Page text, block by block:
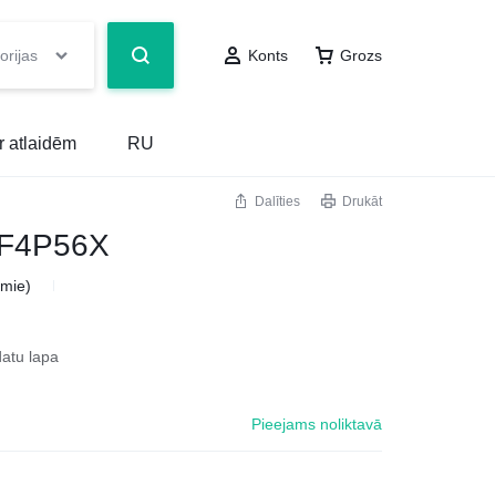
Konts Grozs
atlaidēm RU
Dalīties Drukāt
lapa
Pieejams noliktavā